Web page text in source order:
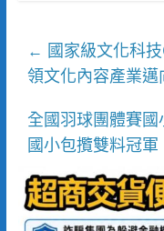
← 國家級文化科
領文化內容產業邁
全國羽球團體賽
國小包攬雙料冠軍